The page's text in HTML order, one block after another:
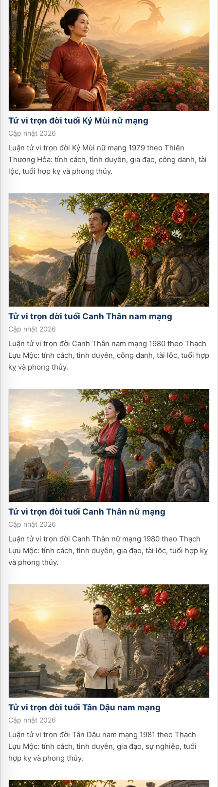
Tử vi trọn đời tuổi Kỷ Mùi nữmạng
Cập nhật 2026
Luận tử vi trọn đời Kỷ Mùi nữ mạng 1979 theo Thiên
Thượng Hỏa: tính cách, tình duyên, gia đạo, công danh, tài
lộc, tuổi hợp kỵ và phong thủy.
Tử vi trọn đời tuổi Canh Thân nam mạng
Cập nhật 2026
Luận tử vi trọn đời Canh Thân nam mạng 1980 theo Thạch
Lựu Mộc: tính cách, tình duyên, công danh, tài lộc, tuổi hợp
kỵ và phong thủy.
Tử vi trọn đời tuổi Canh Thân nữmạng
Cập nhật 2026
Luận tử vi trọn đời Canh Thân nữ mạng 1980 theo Thạch
Lựu Mộc: tính cách, tình duyên, gia đạo, tài lộc, tuổi hợp kỵ
và phong thủy.
Tử vi trọn đời tuổi Tân Dậu nam mạng
Cập nhật 2026
Luận tử vi trọn đời Tân Dậu nam mạng 1981 theo Thạch
Lựu Mộc: tính cách, tình duyên, gia đạo, sự nghiệp, tuổi
hợp kỵ và phong thủy.